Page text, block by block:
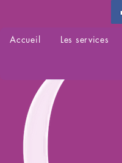
Accueil Les services